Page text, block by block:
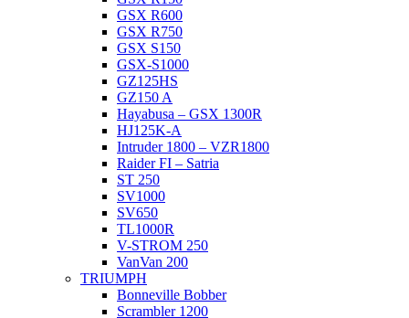
GSX R600
GSX R750
GSX S150
GSX-S1000
GZ125HS
GZ150 A
Hayabusa – GSX 1300R
HJ125K-A
Intruder 1800 – VZR1800
Raider FI – Satria
ST 250
SV1000
SV650
TL1000R
V-STROM 250
VanVan 200
TRIUMPH
Bonneville Bobber
Scrambler 1200